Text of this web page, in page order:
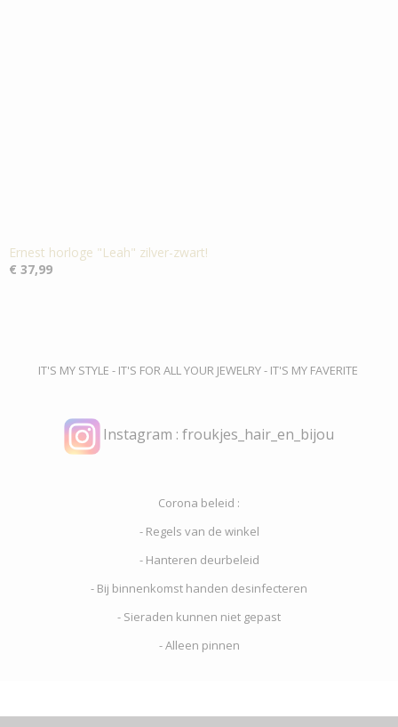
Ernest horloge "Leah" zilver-zwart!
€ 37,99
IT'S MY STYLE - IT'S FOR ALL YOUR JEWELRY - IT'S MY FAVERITE
Instagram : froukjes_hair_en_bijou
Corona beleid :
- Regels van de winkel
- Hanteren deurbeleid
- Bij binnenkomst handen desinfecteren
- Sieraden kunnen niet gepast
- Alleen pinnen